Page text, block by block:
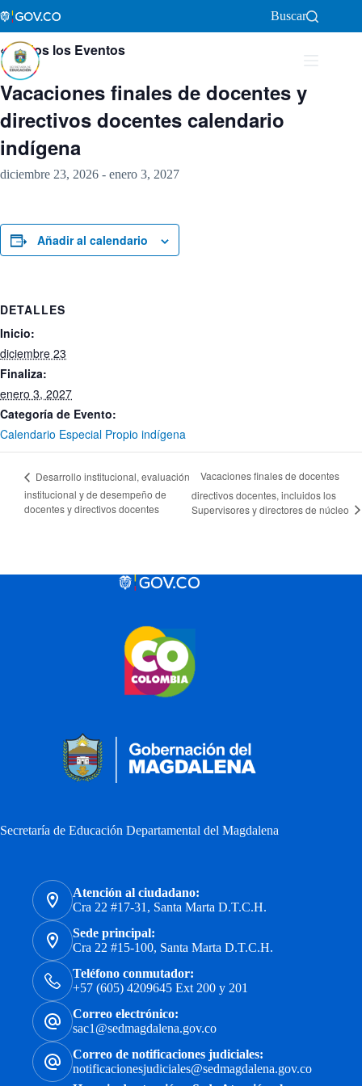
al
contenido
Buscar
« Todos los Eventos
Vacaciones finales de docentes y
directivos docentes calendario
indígena
diciembre 23, 2026 - enero 3, 2027
Añadir al calendario
DETALLES
Inicio:
diciembre 23
Finaliza:
enero 3, 2027
Categoría de Evento:
Calendario Especial Propio indígena
Desarrollo institucional, evaluación
institucional y de desempeño de
docentes y directivos docentes
Vacaciones finales de docentes
directivos docentes, incluidos los
Supervisores y directores de núcleo
Secretaría de Educación Departamental del Magdalena
Atención al ciudadano:
Cra 22 #17-31, Santa Marta D.T.C.H.
Sede principal:
Cra 22 #15-100, Santa Marta D.T.C.H.
Teléfono conmutador:
+57 (605) 4209645 Ext 200 y 201
Correo electrónico:
sac1@sedmagdalena.gov.co
Correo de notificaciones judiciales:
notificacionesjudiciales@sedmagdalena.gov.co